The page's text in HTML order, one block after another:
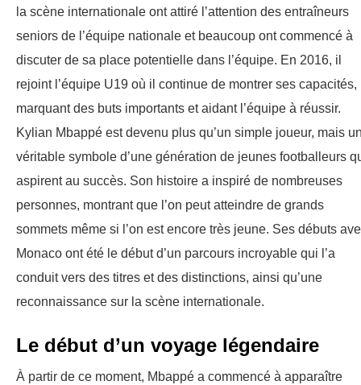
la scène internationale ont attiré l’attention des entraîneurs
seniors de l’équipe nationale et beaucoup ont commencé à
discuter de sa place potentielle dans l’équipe. En 2016, il
rejoint l’équipe U19 où il continue de montrer ses capacités,
marquant des buts importants et aidant l’équipe à réussir.
Kylian Mbappé est devenu plus qu’un simple joueur, mais
véritable symbole d’une génération de jeunes footballeurs
aspirent au succès. Son histoire a inspiré de nombreuses
personnes, montrant que l’on peut atteindre de grands
sommets même si l’on est encore très jeune. Ses débuts
Monaco ont été le début d’un parcours incroyable qui l’a
conduit vers des titres et des distinctions, ainsi qu’une
reconnaissance sur la scène internationale.
Le début d’un voyage légendaire
À partir de ce moment, Mbappé a commencé à apparaître